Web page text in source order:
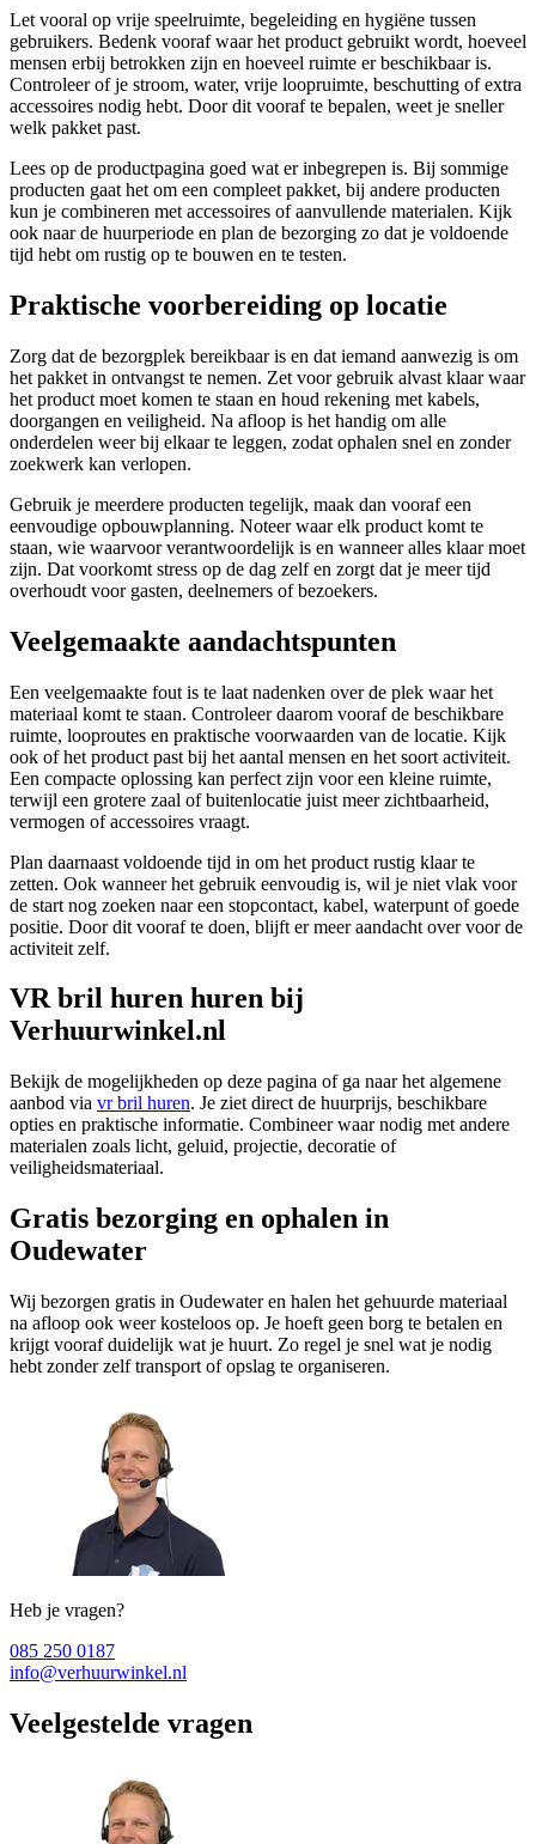
Let vooral op vrije speelruimte, begeleiding en hygiëne tussen
gebruikers. Bedenk vooraf waar het product gebruikt wordt, hoeveel
mensen erbij betrokken zijn en hoeveel ruimte er beschikbaar is.
Controleer of je stroom, water, vrije loopruimte, beschutting of extra
accessoires nodig hebt. Door dit vooraf te bepalen, weet je sneller
welk pakket past.
Lees op de productpagina goed wat er inbegrepen is. Bij sommige
producten gaat het om een compleet pakket, bij andere producten
kun je combineren met accessoires of aanvullende materialen. Kijk
ook naar de huurperiode en plan de bezorging zo dat je voldoende
tijd hebt om rustig op te bouwen en te testen.
Praktische voorbereiding op locatie
Zorg dat de bezorgplek bereikbaar is en dat iemand aanwezig is om
het pakket in ontvangst te nemen. Zet voor gebruik alvast klaar waar
het product moet komen te staan en houd rekening met kabels,
doorgangen en veiligheid. Na afloop is het handig om alle
onderdelen weer bij elkaar te leggen, zodat ophalen snel en zonder
zoekwerk kan verlopen.
Gebruik je meerdere producten tegelijk, maak dan vooraf een
eenvoudige opbouwplanning. Noteer waar elk product komt te
staan, wie waarvoor verantwoordelijk is en wanneer alles klaar moet
zijn. Dat voorkomt stress op de dag zelf en zorgt dat je meer tijd
overhoudt voor gasten, deelnemers of bezoekers.
Veelgemaakte aandachtspunten
Een veelgemaakte fout is te laat nadenken over de plek waar het
materiaal komt te staan. Controleer daarom vooraf de beschikbare
ruimte, looproutes en praktische voorwaarden van de locatie. Kijk
ook of het product past bij het aantal mensen en het soort activiteit.
Een compacte oplossing kan perfect zijn voor een kleine ruimte,
terwijl een grotere zaal of buitenlocatie juist meer zichtbaarheid,
vermogen of accessoires vraagt.
Plan daarnaast voldoende tijd in om het product rustig klaar te
zetten. Ook wanneer het gebruik eenvoudig is, wil je niet vlak voor
de start nog zoeken naar een stopcontact, kabel, waterpunt of goede
positie. Door dit vooraf te doen, blijft er meer aandacht over voor de
activiteit zelf.
VR bril huren huren bij
Verhuurwinkel.nl
Bekijk de mogelijkheden op deze pagina of ga naar het algemene
aanbod via vr bril huren. Je ziet direct de huurprijs, beschikbare
opties en praktische informatie. Combineer waar nodig met andere
materialen zoals licht, geluid, projectie, decoratie of
veiligheidsmateriaal.
Gratis bezorging en ophalen in
Oudewater
Wij bezorgen gratis in Oudewater en halen het gehuurde materiaal
na afloop ook weer kosteloos op. Je hoeft geen borg te betalen en
krijgt vooraf duidelijk wat je huurt. Zo regel je snel wat je nodig
hebt zonder zelf transport of opslag te organiseren.
Heb je vragen?
085 250 0187
info@verhuurwinkel.nl
Veelgestelde vragen